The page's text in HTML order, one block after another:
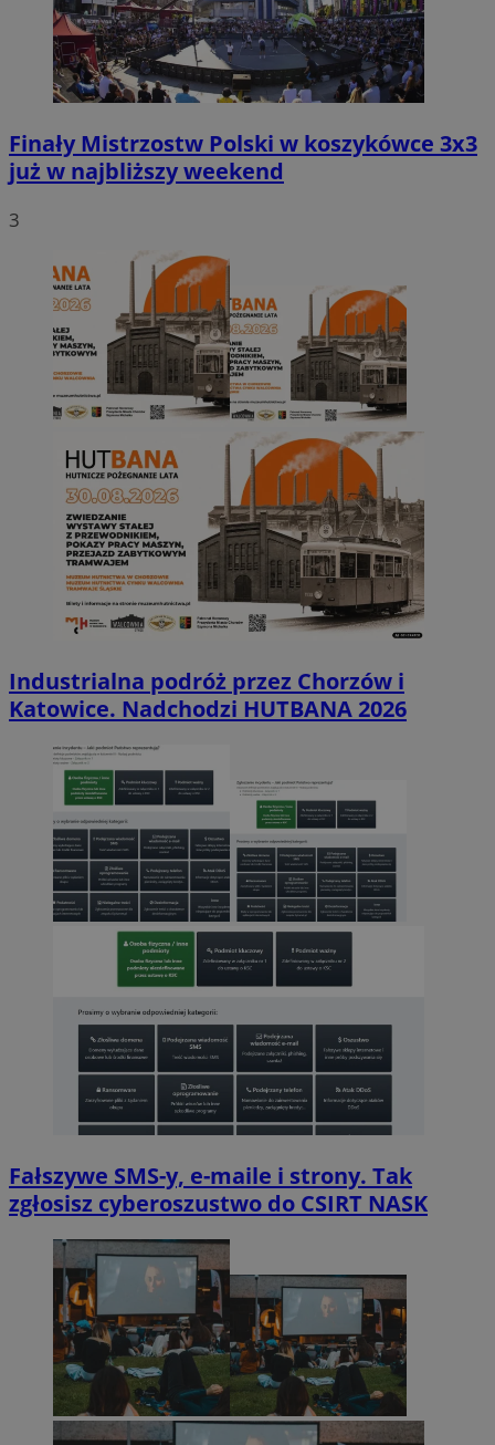
Finały Mistrzostw Polski w koszykówce 3x3
już w najbliższy weekend
3
Industrialna podróż przez Chorzów i
Katowice. Nadchodzi HUTBANA 2026
Fałszywe SMS-y, e-maile i strony. Tak
zgłosisz cyberoszustwo do CSIRT NASK